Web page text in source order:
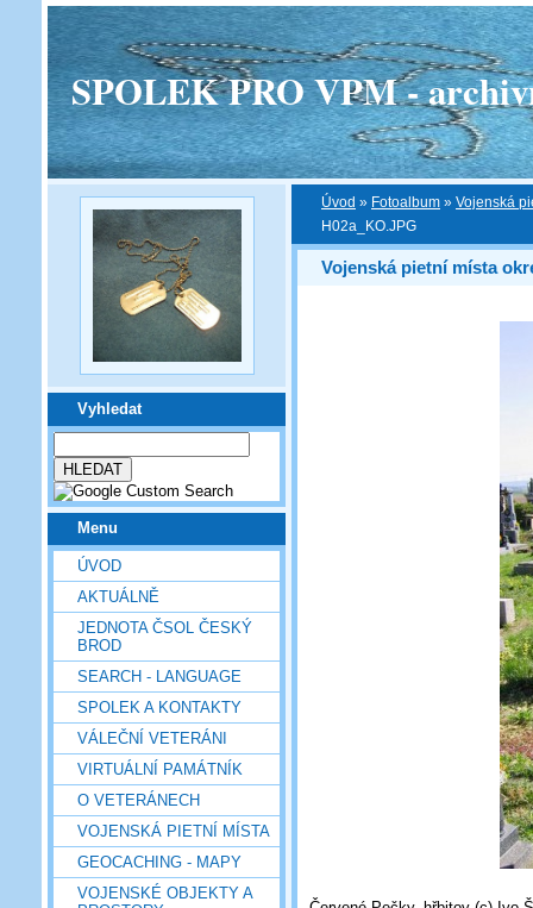
SPOLEK PRO VPM -
Vyhledat
Menu
ÚVOD
AKTUÁLNĚ
JEDNOTA ČSOL ČESKÝ
BROD
SEARCH - LANGUAGE
SPOLEK A KONTAKTY
VÁLEČNÍ VETERÁNI
VIRTUÁLNÍ PAMÁTNÍK
O VETERÁNECH
VOJENSKÁ PIETNÍ MÍSTA
GEOCACHING - MAPY
VOJENSKÉ OBJEKTY A
Úvod » Fotoalbum » Vojenská
H02a_KO.JPG
Vojenská pietní místa